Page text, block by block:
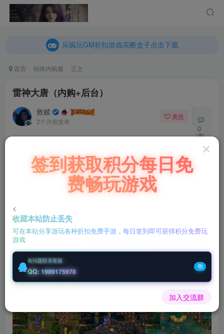
乐疯玩GM折扣游戏买断盒子点击下载
乐疯玩GM折扣游戏买断盒子点击下载
首页 特殊内购服 正文
雷神大唐（内购+后台）
救赎
2个月前发布
关注 私信
0
31
雷神大唐（内购+后台）
此内容为付费阅读，请付费后查看
100
微信客服GMSY997
充值福利联系站长.充值福利注意注册新账号
签到获取积分每日免
费畅玩游戏
<
收藏本站防止丢失
可在本站分享游玩各种折扣免费手游，每日签到即可获得积分免费玩
游戏
有问题联系客服
QQ: 1989175978
加入交流群